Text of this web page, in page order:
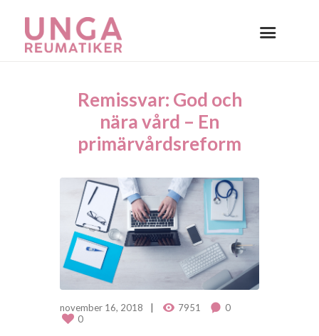
Remissvar: God och
nära vård – En
primärvårdsreform
november 16, 2018 7951
0
0